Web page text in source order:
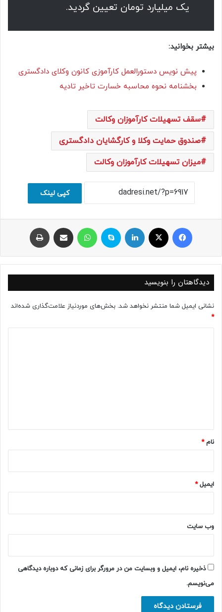
یک میلیارد تومان تعیین گردید.
بیشتر بخوانید:
پیش نویس دستورالعمل کارآموزی کانون وکلای دادگستری
بخشنامه نحوه محاسبه خسارت تاخیر تادیه
سقف تسهیلات کارآموزان وکالت
صندوق حمایت وکلا و کارگشایان دادگستری
میزان تسهیلات کارآموزان وکالت
کپی لینک
فیسبوک ایکس لینکداین اسکایپ واتس آپ اشتراک با ایمیل
دیدگاهتان را بنویسید
نشانی ایمیل شما منتشر نخواهد شد. بخش‌های موردنیاز علامت‌گذاری شده‌اند
*
نام*
ایمیل*
وب‌ سایت
ذخیره نام، ایمیل و وبسایت من در مرورگر برای زمانی که دوباره دیدگاهی
می‌نویسم.